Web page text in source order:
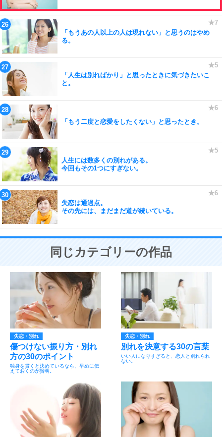
「もうあの人以上の人は現れない」と思うのはやめ
る。
「人生は別ればかり」と思ったときに気づきたいこ
と。
「もう二度と恋愛をしたくない」と思ったとき。
人生には数多くの別れがある。
今回もその1つにすぎない。
失恋は通過点。
その先には、まだまだ道が続いている。
同じカテゴリーの作品
失恋・別れ
傷つけない振り方・別れ
方の30のポイント
独身を貫くと決めているなら、早めに伝
えておくのが賢明。
失恋・別れ
別れを決意する30の言葉
いい人になりすぎると、恋人と別れられ
ない。